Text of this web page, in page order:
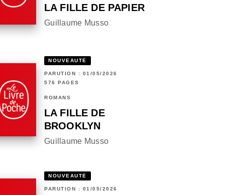
LA FILLE DE PAPIER
Guillaume Musso
NOUVEAUTÉ
PARUTION : 01/05/2026
576 PAGES
ROMANS
LA FILLE DE
BROOKLYN
Guillaume Musso
NOUVEAUTÉ
PARUTION : 01/05/2026